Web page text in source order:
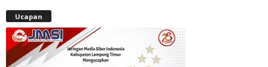
Ucapan